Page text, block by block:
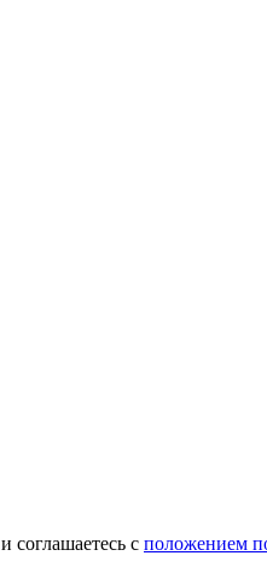
и соглашаетесь c положением